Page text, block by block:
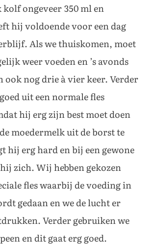
kolf ongeveer 350 ml en
hij voldoende voor een dag
Als we thuiskomen, moet
weer voeden en ’s avonds
ook nog drie à vier keer. Verder
uit een normale fles
hij erg zijn best moet doen
moedermelk uit de borst te
hij erg hard en bij een gewone
zich. Wij hebben gekozen
fles waarbij de voeding in
gedaan en we de lucht er
Verder gebruiken we
en dit gaat erg goed.